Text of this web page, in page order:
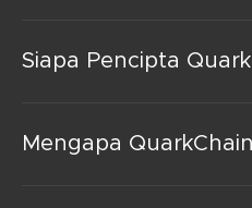
Siapa Pencipta
Mengapa